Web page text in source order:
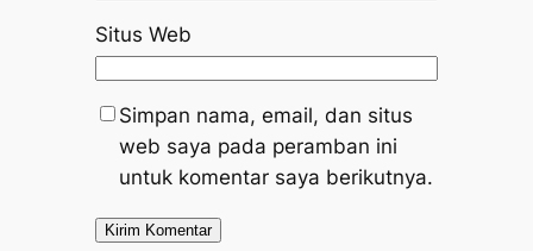
Situs Web
Simpan nama, email, dan situs
web saya pada peramban ini
untuk komentar saya berikutnya.